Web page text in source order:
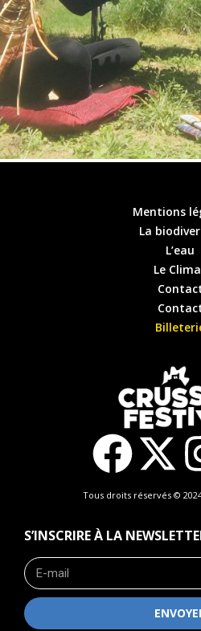
Mentions
La
L’eau
Le
Tous droits réservés ©
S’INSCRIRE À LA